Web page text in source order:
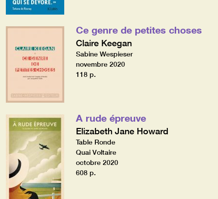
Ce genre de petites choses
Claire Keegan
Sabine Wespieser
novembre 2020
118 p.
A rude épreuve
Elizabeth Jane Howard
Table Ronde
Quai Voltaire
octobre 2020
608 p.